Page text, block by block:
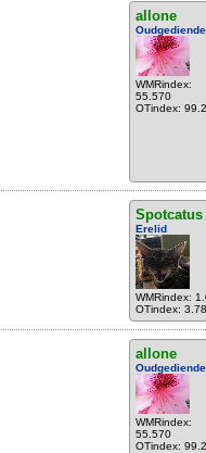
allone
Oudgediende
WMRindex:
55.570
OTindex:
Spotcatus
Erelid
WMRindex:
OTindex:
allone
Oudgediende
WMRindex:
55.570
OTindex: